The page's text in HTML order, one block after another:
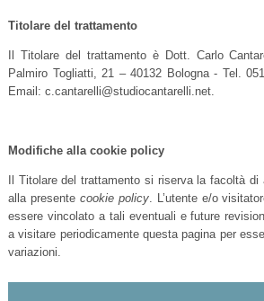
Titolare del trattamento
Il Titolare del trattamento è Dott. Carlo
Palmiro Togliatti, 21 – 40132 Bologna - Tel.
Email: c.cantarelli@studiocantarelli.net.
Modifiche alla cookie policy
Il Titolare del trattamento si riserva la facoltà di
alla presente cookie policy. L’utente e/o
essere vincolato a tali eventuali e future
a visitare periodicamente questa pagina per
variazioni.